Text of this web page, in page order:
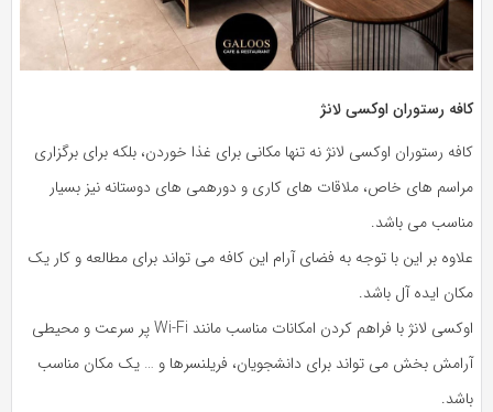
کافه رستوران اوکسی لانژ
کافه رستوران اوکسی لانژ نه تنها مکانی برای غذا خوردن، بلکه برای برگزاری
مراسم های خاص، ملاقات های کاری و دورهمی های دوستانه نیز بسیار
مناسب می باشد.
علاوه بر این با توجه به فضای آرام این کافه می تواند برای مطالعه و کار یک
مکان ایده آل باشد.
اوکسی لانژ با فراهم کردن امکانات مناسب مانند Wi-Fi پر سرعت و محیطی
آرامش بخش می تواند برای دانشجویان، فریلنسرها و … یک مکان مناسب
باشد.